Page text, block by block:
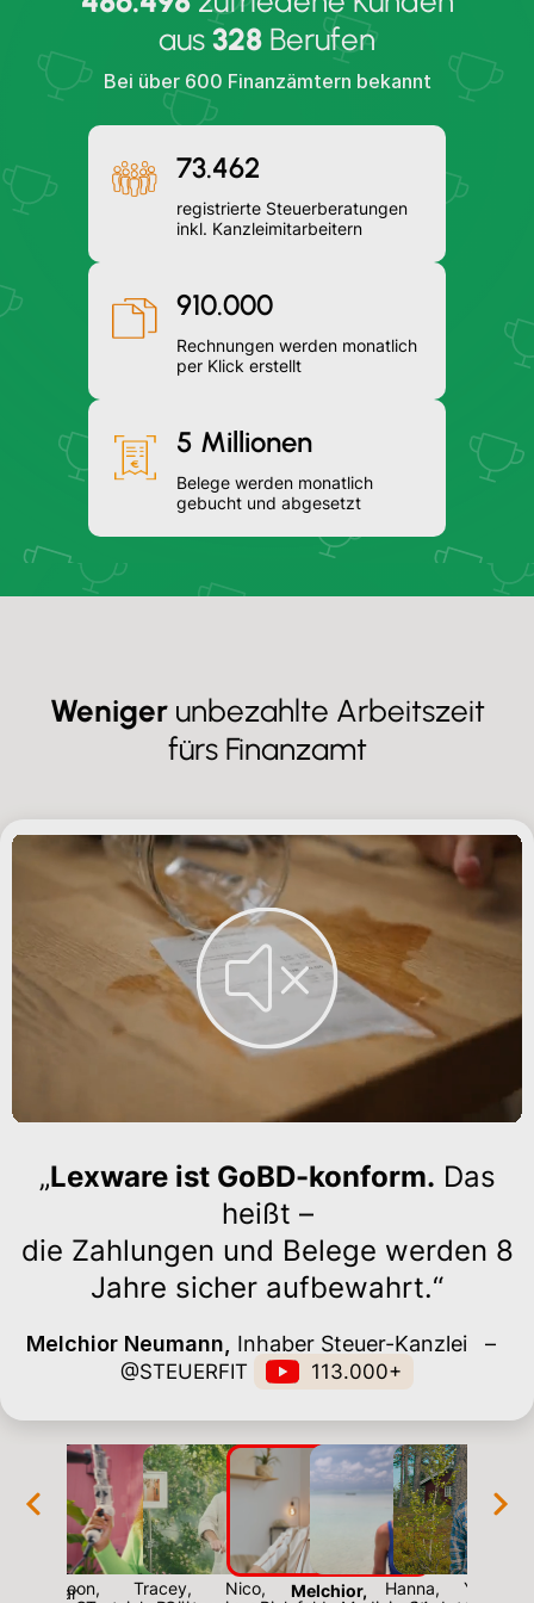
aus328 Berufen
Bei über 600 Finanzämtern bekannt
73.462
registrierte Steuerberatungen
inkl. Kanzleimitarbeitern
910.000
Rechnungen werden monatlich
per Klick erstellt
5 Millionen
Belege werden monatlich
gebucht und abgesetzt
Wenigerunbezahlte Arbeitszeit
fürs Finanzamt
„Lexware ist GoBD-konform. Das
heißt –
die Zahlungen und Belege werden 8
Jahre sicher aufbewahrt.“
Melchior Neumann, Inhaber Steuer-Kanzlei –
@STEUERFIT 113.000+
PaarLeon,
Tracey,
Nico,
Melchior,
Hanna,
Yannick